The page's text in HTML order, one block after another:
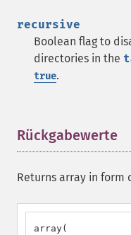
recursive
Boolean flag to
directories in the
true.
Rückgabewerte
Returns array in form
array(